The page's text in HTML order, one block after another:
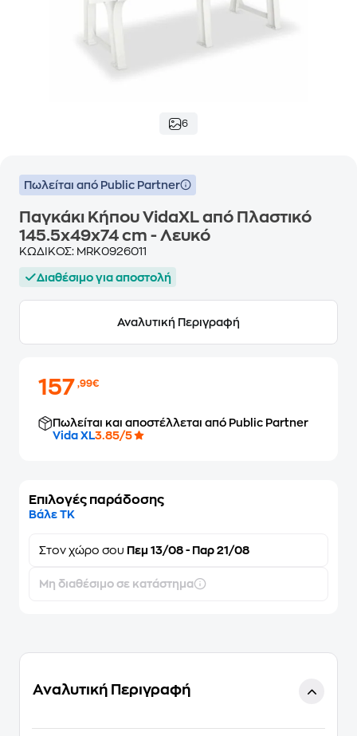
6
Πωλείται από Public Partner
Παγκάκι Κήπου VidaXL από Πλαστικό
145.5x49x74 cm - Λευκό
ΚΩΔΙΚΟΣ: MRK0926011
Διαθέσιμο για αποστολή
Αναλυτική Περιγραφή
157,99€
Πωλείται και αποστέλλεται από Public Partner
Vida XL3.85/5
Επιλογές παράδοσης
Βάλε ΤΚ
Στον χώρο σου Πεμ 13/08 - Παρ 21/08
Μη διαθέσιμο σε κατάστημα
Αναλυτική Περιγραφή